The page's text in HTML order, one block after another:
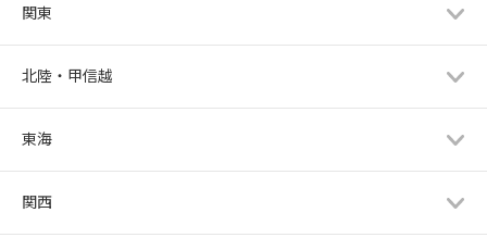
関東
北陸・甲信越
東海
関西